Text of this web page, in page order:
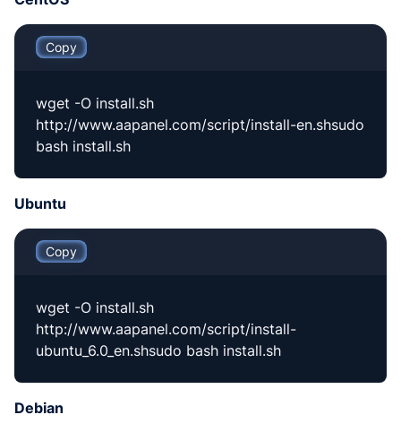
Copy
wget -O install.sh
http://www.aapanel.com/script/install-en.shsudo
bash install.sh
Ubuntu
Copy
wget -O install.sh
http://www.aapanel.com/script/install-
ubuntu_6.0_en.shsudo bash install.sh
Debian